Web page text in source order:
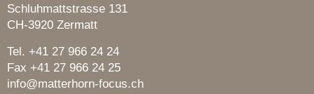
Schluhmattstrasse 131
CH-3920 Zermatt
Tel. +41 27 966 24 24
Fax +41 27 966 24 25
info@matterhorn-focus.ch